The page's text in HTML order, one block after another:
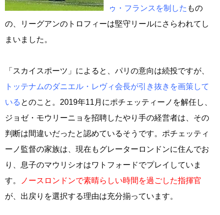
ゥ・フランスを制した もの
の、リーグアンのトロフィーは堅守リールにさらわれてし
まいました。
「スカイスポーツ」によると、パリの意向は続投ですが、
トッテナムのダニエル・レヴィ会長が引き抜きを画策して
いる とのこと。2019年11月にポチェッティーノを解任し、
ジョゼ・モウリーニョを招聘したやり手の経営者は、その
判断は間違いだったと認めているそうです。ポチェッティ
ーノ監督の家族は、現在もグレーターロンドンに住んでお
り、息子のマウリシオはワトフォードでプレイしていま
す。
ノースロンドンで素晴らしい時間を過ごした指揮官
が、出戻りを選択する理由は充分揃っています。